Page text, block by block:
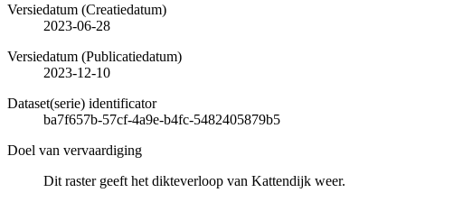
Versiedatum (Creatiedatum)
2023-06-28
Versiedatum (Publicatiedatum)
2023-12-10
Dataset(serie) identificator
ba7f657b-57cf-4a9e-b4fc-5482405879b5
Doel van vervaardiging
Dit raster geeft het dikteverloop van Kattendijk weer.